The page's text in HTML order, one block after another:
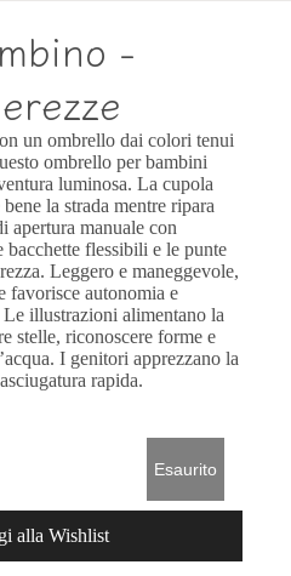
-
un ombrello dai colori tenui
ombrello per bambini
luminosa. La cupola
la strada mentre ripara
apertura manuale con
flessibili e le punte
Leggero e maneggevole,
favorisce autonomia e
illustrazioni alimentano la
stelle, riconoscere forme e
I genitori apprezzano la
rapida.
Esaurito
alla Wishlist